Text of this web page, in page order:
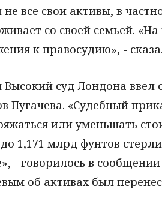
не все свои активы, в
со своей семьей.
к правосудию», -
Высокий суд Лондона
Пугачева. «Судебный
или уменьшать
1,171 млрд фунтов
- говорилось в
об активах был